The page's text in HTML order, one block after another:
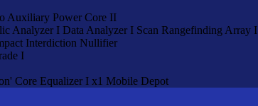
Auxiliary Power Core II
Analyzer I Data Analyzer I Scan Rangefinding Array I
Interdiction Nullifier
I
Core Equalizer I x1 Mobile Depot